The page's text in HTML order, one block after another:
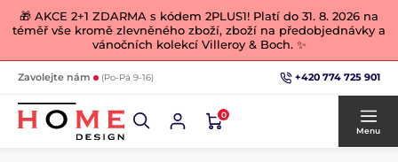
🎁 AKCE 2+1 ZDARMA s kódem 2PLUS1! Platí do 31. 8. 2026 na
téměř vše kromě zlevněného zboží, zboží na předobjednávky a
vánočních kolekcí Villeroy & Boch. ✨
Zavolejte nám (Po-Pá 9-16) +420 774 725 901
0
Menu